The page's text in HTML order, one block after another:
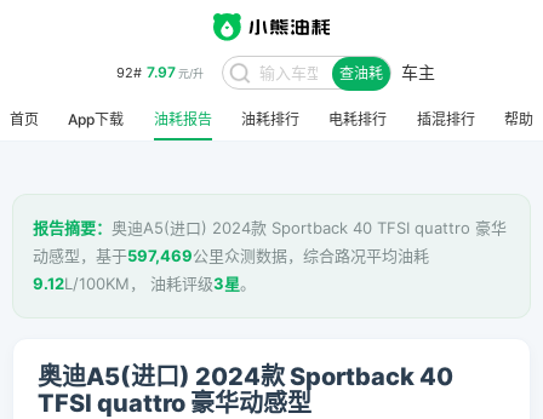
92# 7.97元/升 查油耗 车主
首页 App下载 油耗报告 油耗排行 电耗排行 插混排行 帮助
报告摘要： 奥迪A5(进口) 2024款 Sportback 40 TFSI quattro 豪华
动感型，基于597,469公里众测数据，综合路况平均油耗
9.12L/100KM， 油耗评级3星。
奥迪A5(进口) 2024款 Sportback 40
TFSI quattro 豪华动感型